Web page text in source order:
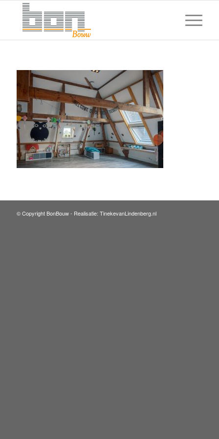
© Copyright BonBouw - Realisatie: TinekevanLindenberg.nl